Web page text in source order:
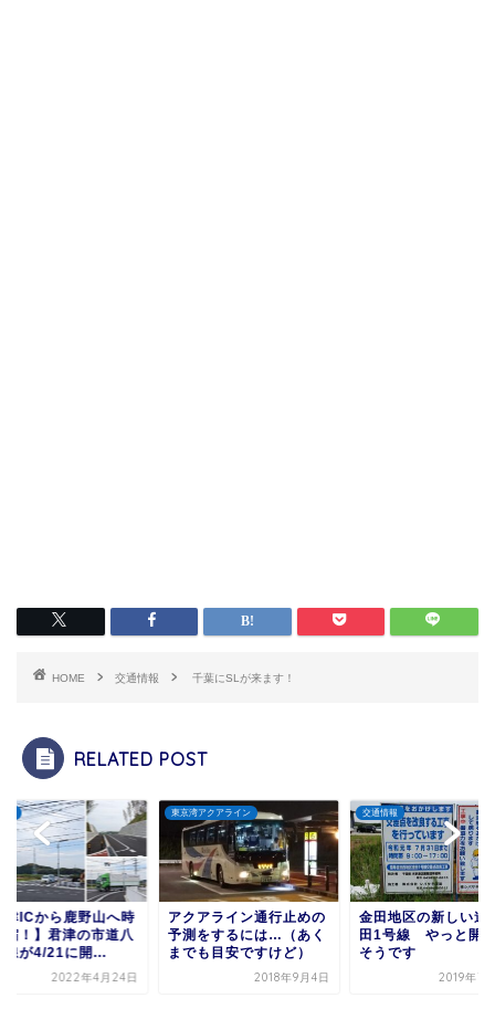
HOME 交通情報 千葉にSLが来ます！
RELATED POST
津ICから鹿野山へ時
縮！】君津の市道八
線が4/21に開...
2022年4月24日
東京湾アクアライン
アクアライン通行止めの
予測をするには…（あく
までも目安ですけど）
2018年9月4日
交通情報
金田地区の新しい道
田1号線 やっと開
そうです
2019年7